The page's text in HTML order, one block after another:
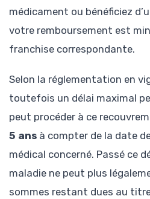
médicament ou bénéficiez
votre remboursement est
franchise correspondante.
Selon la réglementation en
toutefois un délai maximal
peut procéder à ce
5 ans à compter de la date
médical concerné. Passé ce
maladie ne peut plus
sommes restant dues au